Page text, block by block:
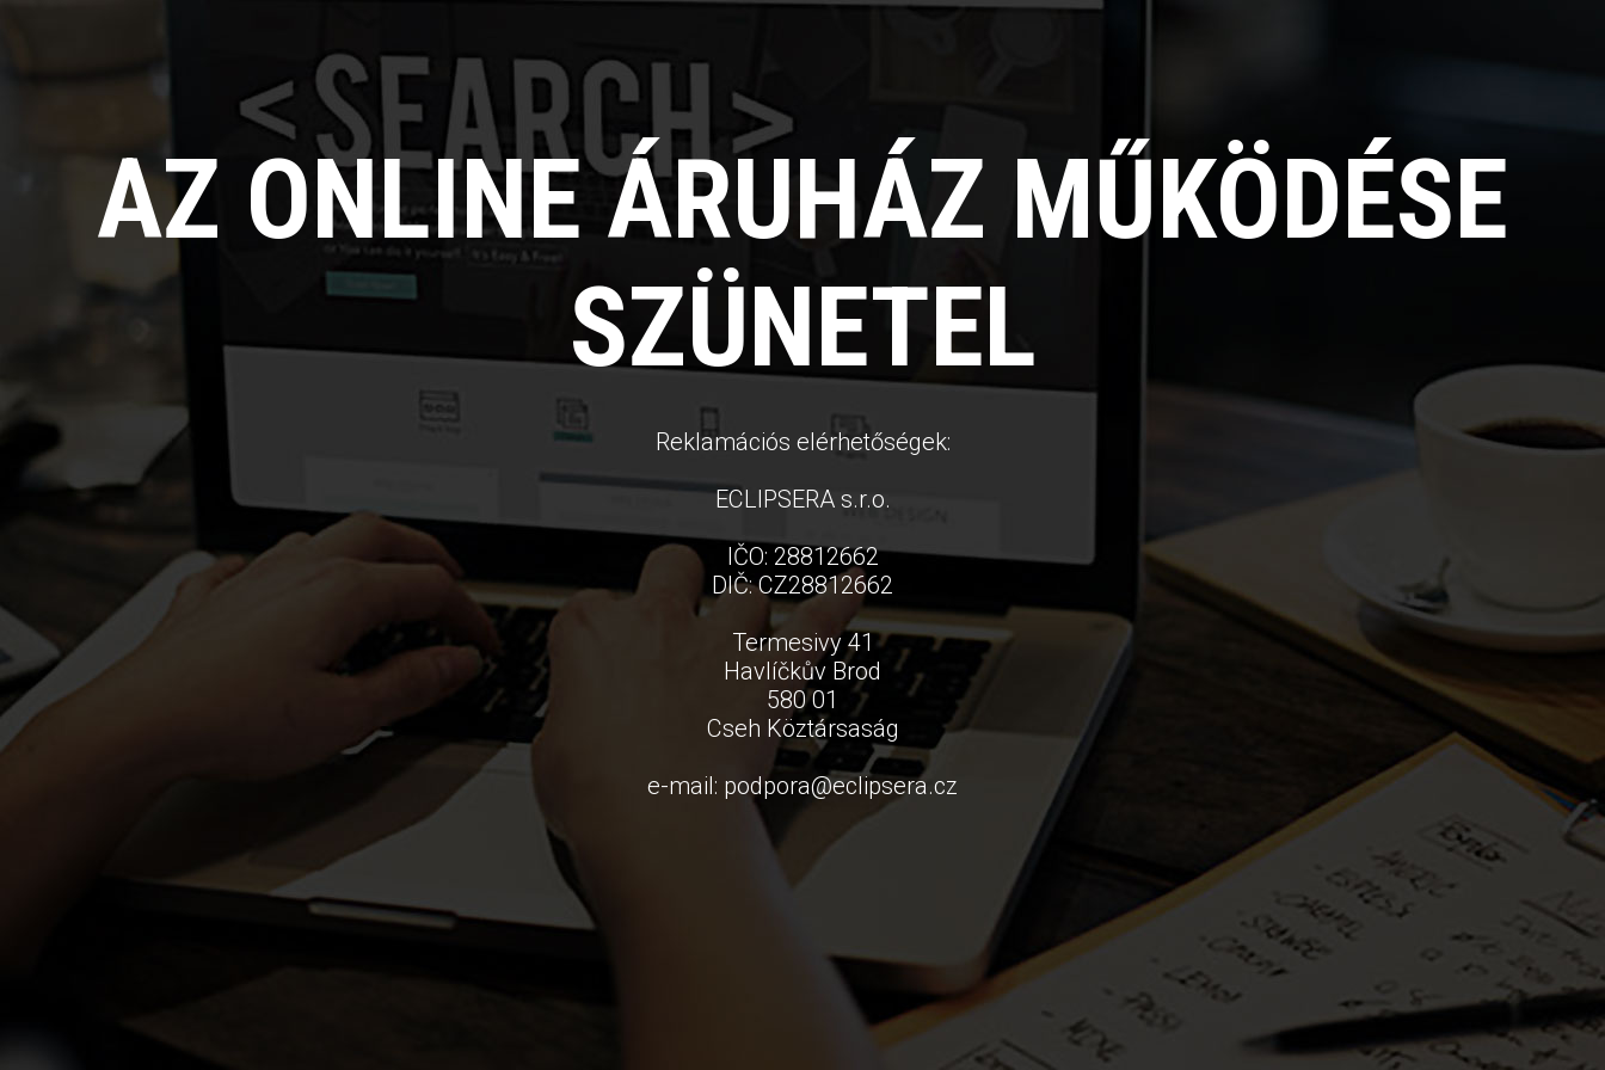
AZ ONLINE ÁRUHÁZ MŰKÖDÉSE
SZÜNETEL
Reklamációs elérhetőségek:
ECLIPSERA s.r.o.
IČO: 28812662
DIČ: CZ28812662
Termesivy 41
Havlíčkův Brod
580 01
Cseh Köztársaság
e-mail: podpora@eclipsera.cz